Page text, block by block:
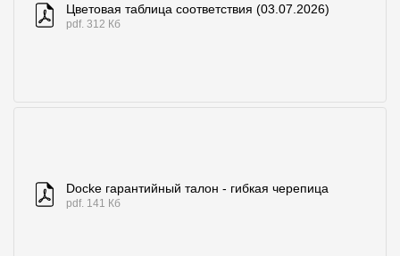
Цветовая таблица соответствия (03.07.2026)
pdf. 312 Кб
Docke гарантийный талон - гибкая черепица
pdf. 141 Кб